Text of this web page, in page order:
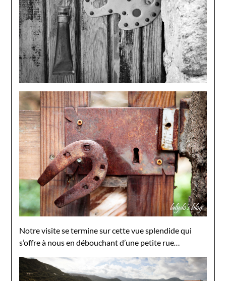
Notre visite se termine sur cette vue splendide qui
s’offre à nous en débouchant d’une petite rue…